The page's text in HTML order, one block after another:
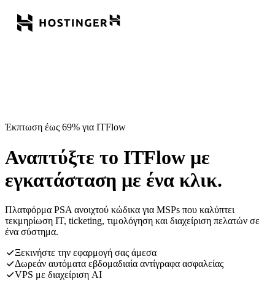
Έκπτωση έως 69% για ITFlow
Αναπτύξτε το ITFlow με
εγκατάσταση με ένα κλικ.
Πλατφόρμα PSA ανοιχτού κώδικα για MSPs που καλύπτει
τεκμηρίωση IT, ticketing, τιμολόγηση και διαχείριση πελατών σε
ένα σύστημα.
Ξεκινήστε την εφαρμογή σας άμεσα
Δωρεάν αυτόματα εβδομαδιαία αντίγραφα ασφαλείας
VPS με διαχείριση AI